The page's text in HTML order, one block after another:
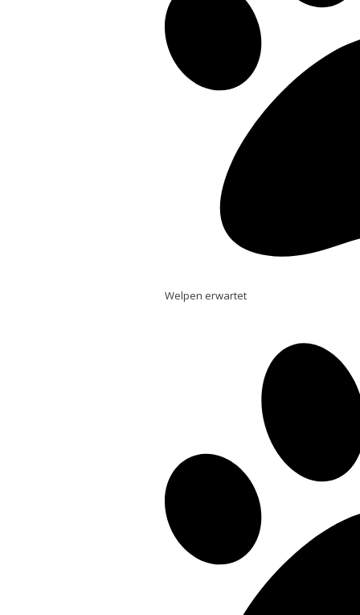
Welpen erwartet